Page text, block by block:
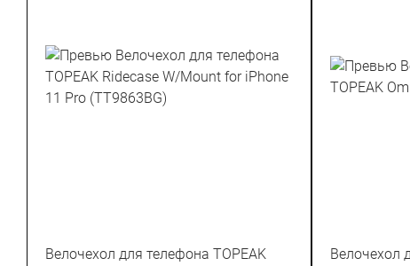
Велочехол для телефона TOPEAK
Велочехол